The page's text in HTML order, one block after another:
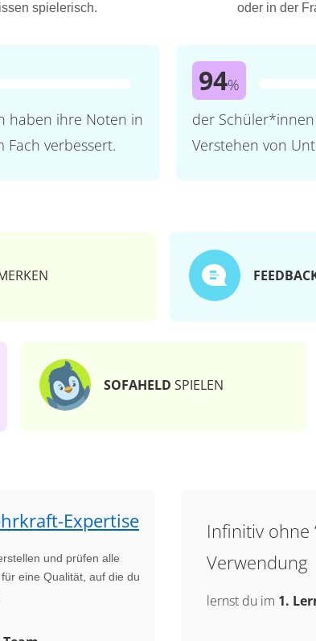
spielerisch.
haben ihre Noten in
Fach verbessert.
oder in der
94%
der
Verstehen von
SOFAHELD SPIELEN
Expertise
und prüfen alle
eine Qualität, auf die du
Infinitiv ohne
Verwendung
lernst du im 1.